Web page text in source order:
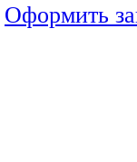
Оформить